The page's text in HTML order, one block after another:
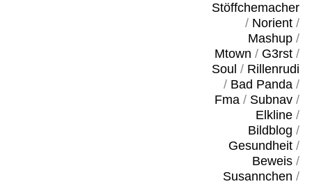
Stöffchemacher
/ Norient/
Mashup/
Mtown / G3rst/
Soul / Rillenrudi
/ Bad Panda/
Fma/ Subnav/
Elkline/
Bildblog /
Gesundheit/
Beweis/
Susannchen /